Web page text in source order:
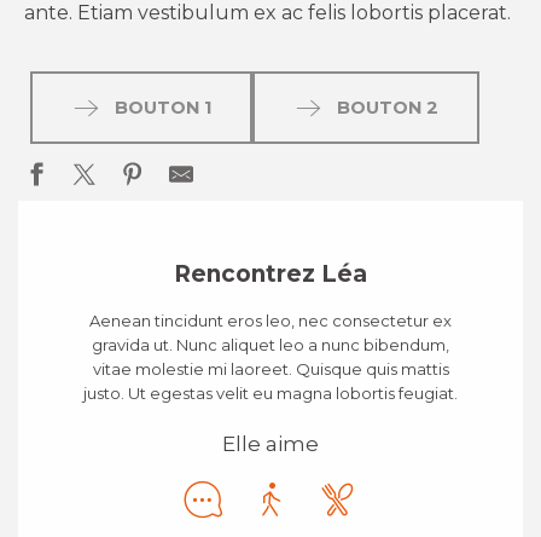
ante. Etiam vestibulum ex ac felis lobortis placerat.
BOUTON 1 BOUTON 2
Rencontrez Léa
Aenean tincidunt eros leo, nec consectetur ex
gravida ut. Nunc aliquet leo a nunc bibendum,
vitae molestie mi laoreet. Quisque quis mattis
justo. Ut egestas velit eu magna lobortis feugiat.
Elle aime